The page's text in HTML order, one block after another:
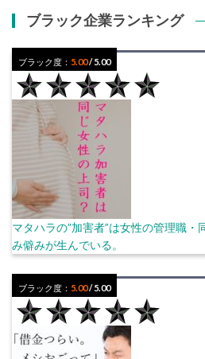
ブラック企業ランキング
ブラック度： 5.00/ 5.00
マタハラの”加害者”は女性の管理職
み僻みが生んでいる。
ブラック度： 5.00/ 5.00